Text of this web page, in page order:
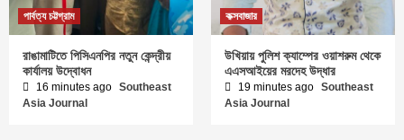
পার্বত্য চট্টগ্রাম
রাঙামাটিতে পিসিএনপির নতুন কেন্দ্রীয়
কার্যালয় উদ্বোধন
16 minutes ago Southeast
Asia Journal
কক্সবাজার
উখিয়ায় পুলিশ ক্যাম্পের ওয়াশরুম থেকে
এএসআইয়ের মরদেহ উদ্ধার
19 minutes ago Southeast
Asia Journal